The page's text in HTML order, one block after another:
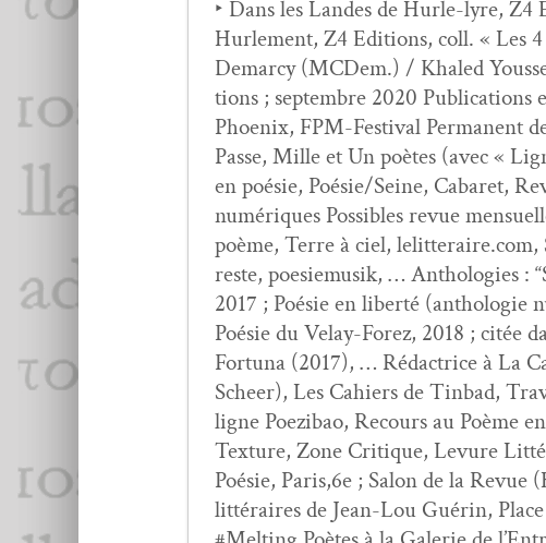
‣ Dans les Lan­des de Hurle-lyre,
Hurlement, Z4 Edi­tions, coll. « Les
Demar­cy (MCDem.) / Khaled
tions ; sep­tem­bre 2020
Phoenix, FPM-Fes­ti­val Per­ma­nent
Passe, Mille et Un poètes (avec «
en poésie, Poésie/Seine, Cabaret,
numériques Pos­si­bles revue
poème, Terre à ciel,
reste, poe­siemusik, … Antholo­gies :
2017 ; Poésie en lib­erté (antholo­gie
Poésie du Velay-Forez, 2018 ; citée
For­tu­na (2017), … Rédac­trice à La
Scheer), Les Cahiers de Tin­bad,
ligne Poez­ibao, Recours au Poème
Tex­ture, Zone Cri­tique, Lev­ure
Poésie, Paris,6e ; Salon de la
lit­téraires de Jean-Lou Guérin,